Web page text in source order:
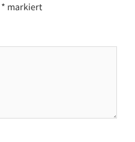
* markiert